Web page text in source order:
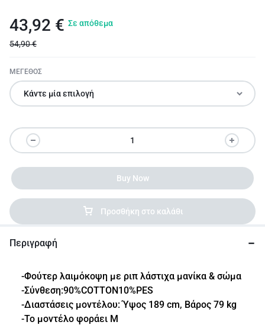
43,92 €
54,90€
Σε απόθεμα
ΜΕΓΕΘΟΣ
Προσθήκη στο καλάθι
Buy Now
Περιγραφή
-Φούτερ λαιμόκοψη με ριπ λάστιχα μανίκα & σώμα
-Σύνθεση:90%COTTON10%PES
-Διαστάσεις μοντέλου: Ύψος 189 cm, Βάρος 79 kg
-Το μοντέλο φοράει M